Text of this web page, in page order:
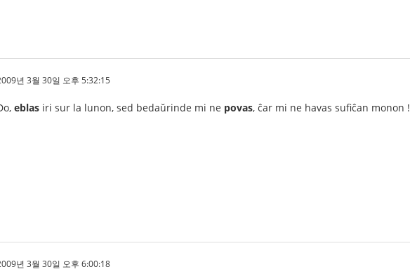
년 3월 30일 오후 5:32:15
eblas iri sur la lunon, sed bedaŭrinde mi ne povas, ĉar mi ne havas sufiĉan monon !
년 3월 30일 오후 6:00:18